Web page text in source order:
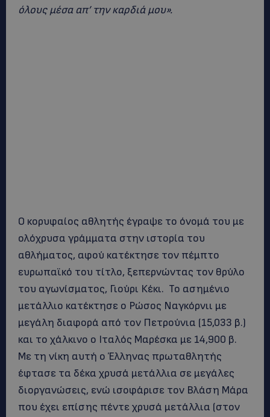
όλους μέσα απ’ την καρδιά μου».
Ο κορυφαίος αθλητής έγραψε το όνομά του με
ολόχρυσα γράμματα στην ιστορία του
αθλήματος, αφού κατέκτησε τον πέμπτο
ευρωπαϊκό του τίτλο, ξεπερνώντας τον θρύλο
του αγωνίσματος, Γιούρι Κέκι. Το ασημένιο
μετάλλιο κατέκτησε ο Ρώσος Ναγκόρνιι με
μεγάλη διαφορά από τον Πετρούνια (15,033 β.)
και το χάλκινο ο Ιταλός Μαρέσκα με 14,900 β.
Με τη νίκη αυτή ο Έλληνας πρωταθλητής
έφτασε τα δέκα χρυσά μετάλλια σε μεγάλες
διοργανώσεις, ενώ ισοφάρισε τον Βλάση Μάρα
που έχει επίσης πέντε χρυσά μετάλλια (στον